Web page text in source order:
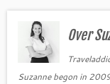
o e
r
Over
Suzanne begon in